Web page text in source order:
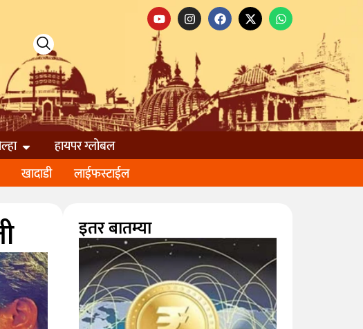
हायपर ग्लोबल
खादाडी लाईफस्टाईल
इतर बातम्या